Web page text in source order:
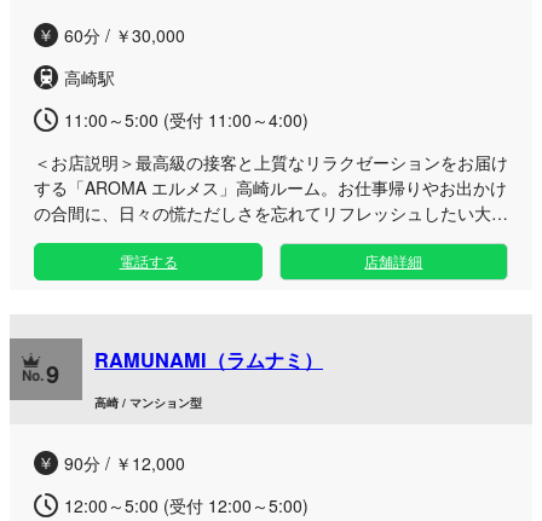
60分 / ￥30,000
高崎駅
11:00～5:00 (受付 11:00～4:00)
＜お店説明＞最高級の接客と上質なリラクゼーションをお届け
する「AROMA エルメス」高崎ルーム。お仕事帰りやお出かけ
の合間に、日々の慌ただしさを忘れてリフレッシュしたい大人
の方へ、ワンランク上の極上なひとときをご提供いたします。
洗練された落ち着きのあるプライベートな完全個室空間で、
周りを気にせず心からおくつろぎいただけます。厳選された贅
リや日頃の疲労を深部から優しくほぐしていきます。 アクセ
スの良い高崎駅エリアに位置しながらも、都会の喧騒を離れた
落ち着いた雰囲気のルームとなっており、夜遅い時間帯の疲れ
た心身のケアにも最適です。シンプルだからこそ細部まで行き
様のお越しを心よりお待ちしております。
電話する 店舗詳細
9 RAMUNAMI（ラムナミ）
高崎 / マンション型
90分 / ￥12,000
12:00～5:00 (受付 12:00～5:00)